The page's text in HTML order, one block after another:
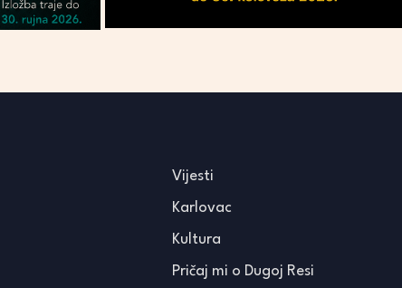
Vijesti
Karlovac
Kultura
Pričaj mi o Dugoj Resi